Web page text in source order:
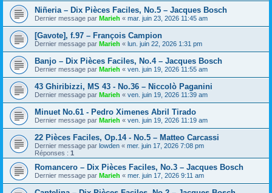
Niñeria – Dix Pièces Faciles, No.5 – Jacques Bosch
Dernier message par Marieh « mar. juin 23, 2026 11:45 am
[Gavote], f.97 – François Campion
Dernier message par Marieh « lun. juin 22, 2026 1:31 pm
Banjo – Dix Pièces Faciles, No.4 – Jacques Bosch
Dernier message par Marieh « ven. juin 19, 2026 11:55 am
43 Ghiribizzi, MS 43 - No.36 – Niccolò Paganini
Dernier message par Marieh « ven. juin 19, 2026 11:39 am
Minuet No.61 - Pedro Ximenes Abril Tirado
Dernier message par Marieh « ven. juin 19, 2026 11:19 am
22 Pièces Faciles, Op.14 - No.5 – Matteo Carcassi
Dernier message par lowden « mer. juin 17, 2026 7:08 pm
Réponses : 1
Romancero – Dix Pièces Faciles, No.3 – Jacques Bosch
Dernier message par Marieh « mer. juin 17, 2026 9:11 am